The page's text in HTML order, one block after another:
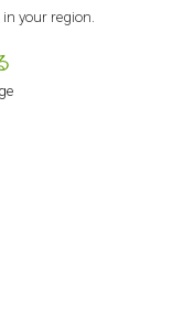
your region.